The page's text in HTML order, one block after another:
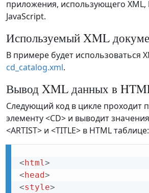
приложения, использующего XML,
JavaScript.
Используемый XML
В примере будет использоваться
cd_catalog.xml.
Вывод XML данных в
Следующий код в цикле проходит
элементу <CD> и выводит
<ARTIST> и <TITLE> в HTML таблице:
< html>
< head>
<style>